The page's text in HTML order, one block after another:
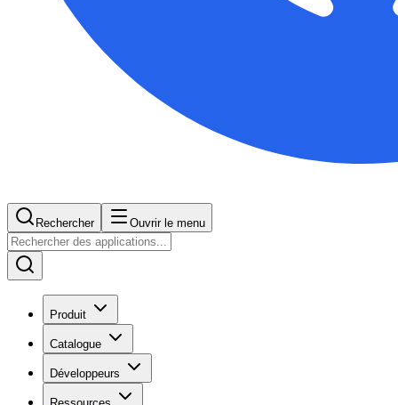
Rechercher Ouvrir le menu
Produit
Catalogue
Développeurs